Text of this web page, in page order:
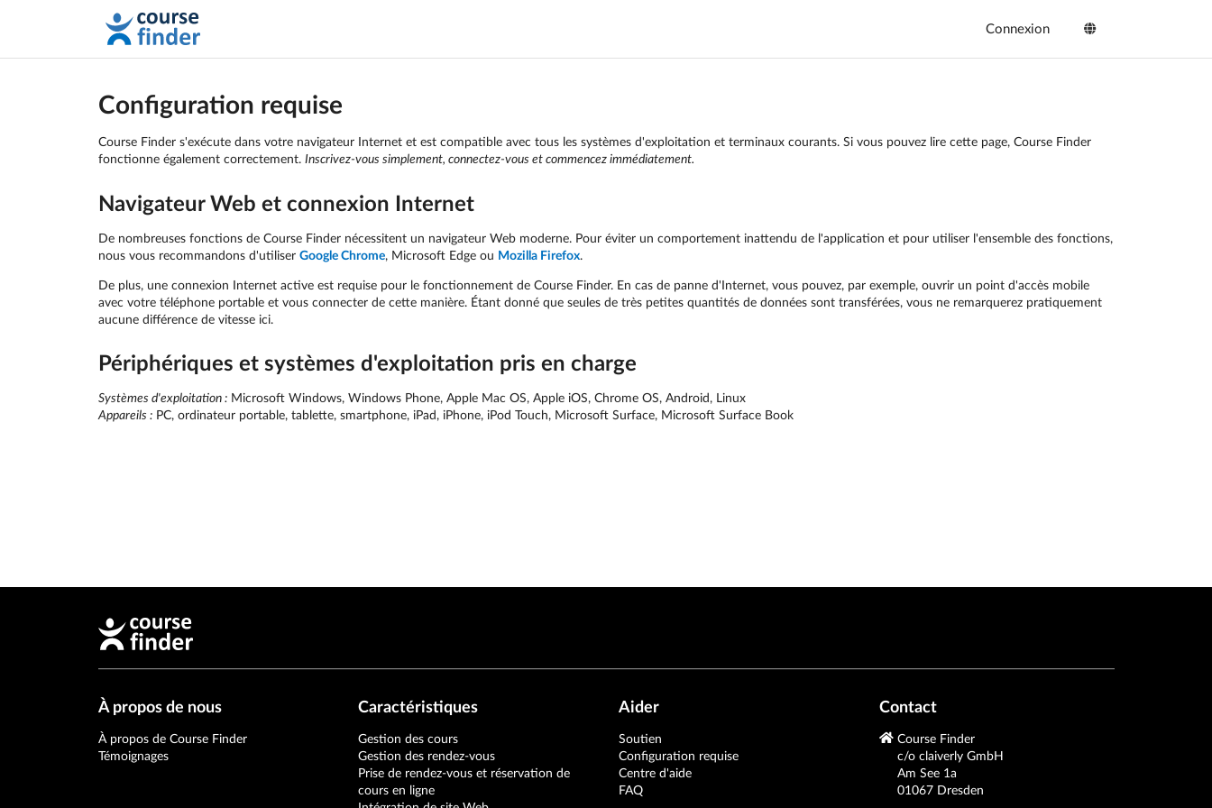
Connexion
Configuration requise
Course Finder s'exécute dans votre navigateur Internet et est compatible avec tous les systèmes d'exploitation et terminaux courants. Si vous pouvez lire cette page, Course Finder
fonctionne également correctement. Inscrivez-vous simplement, connectez-vous et commencez immédiatement.
Navigateur Web et connexion Internet
De nombreuses fonctions de Course Finder nécessitent un navigateur Web moderne. Pour éviter un comportement inattendu de l'application et pour utiliser l'ensemble des fonctions,
nous vous recommandons d'utiliser Google Chrome, Microsoft Edge ou Mozilla Firefox.
De plus, une connexion Internet active est requise pour le fonctionnement de Course Finder. En cas de panne d'Internet, vous pouvez, par exemple, ouvrir un point d'accès mobile
avec votre téléphone portable et vous connecter de cette manière. Étant donné que seules de très petites quantités de données sont transférées, vous ne remarquerez pratiquement
aucune différence de vitesse ici.
Périphériques et systèmes d'exploitation pris en charge
Systèmes d'exploitation :Microsoft Windows, Windows Phone, Apple Mac OS, Apple iOS, Chrome OS, Android, Linux
Appareils :PC, ordinateur portable, tablette, smartphone, iPad, iPhone, iPod Touch, Microsoft Surface, Microsoft Surface Book
À propos de nous
À propos de Course Finder
Témoignages
Caractéristiques
Gestion des cours
Gestion des rendez-vous
Prise de rendez-vous et réservation de
cours en ligne
Aider
Soutien
Configuration requise
Centre d'aide
FAQ
Contact
Course Finder
c/o claiverly GmbH
Am See 1a
01067 Dresden